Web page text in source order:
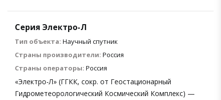
Серия Электро-Л
Тип объекта: Научный спутник
Страны производители: Россия
Страны операторы: Россия
«Электро-Л» (ГГКК, сокр. от Геостационарный
Гидрометеорологический Космический Комплекс) —